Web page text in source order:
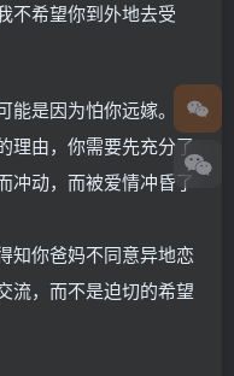
不希望你到外地去受
是因为怕你远嫁。
理由，你需要先充分了
冲动，而被爱情冲昏了
知你爸妈不同意异地恋
流，而不是迫切的希望